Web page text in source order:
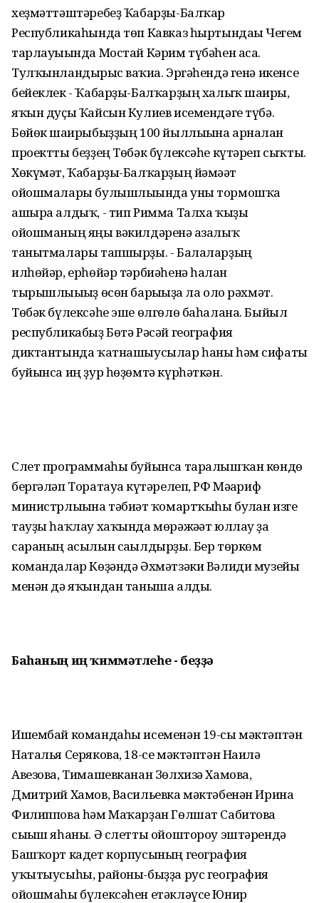
хеҙмәттәштәребеҙ Ҡабарҙы-Балҡар
Республикаһында төп Кавказ һыртындағы Чегем
тарлауығында Мостай Кәрим түбәһен аса.
Тулҡынландырғыс ваҡиға. Эргәһендә генә икенсе
бейеклек - Ҡабарҙы-Балҡарҙың халыҡ шағиры,
яҡын дуҫы Ҡайсын Кулиев исемендәге түбә.
Бөйөк шағирыбыҙҙың 100 йыллығына арналған
проектты беҙҙең Төбәк бүлексәһе күтәреп сыҡты.
Хөкүмәт, Ҡабарҙы-Балҡарҙың йәмәғәт
ойошмалары булышлығында уны тормошҡа
ашыра алдыҡ, - тип Римма Талха ҡыҙы
ойошманың яңы вәкилдәренә ағзалыҡ
танытмалары тапшырҙы. - Балаларҙың
илһөйәр, ерһөйәр тәрбиәһенә һалған
тырышлығығыҙ өсөн барығыҙға ла оло рәхмәт.
Төбәк бүлексәһе эше өлгөлө баһалана. Быйыл
республикабыҙ Бөтә Рәсәй география
диктантында ҡатнашыусылар һаны һәм сифаты
буйынса иң ҙур һөҙөмтә күрһәткән.
Слет программаһы буйынса таралышҡан көндө
бергәләп Торатауға күтәрелеп, РФ Мәғариф
министрлығына тәбиғәт ҡомартҡыһы булған изге
тауҙы һаҡлау хаҡында мөрәжәғәт юллау ҙа
сараның асылын сағылдырҙы. Бер төркөм
командалар Көҙәндә Әхмәтзәки Вәлиди музейы
менән дә яҡындан таныша алды.
Баһаның иң ҡиммәтлеһе - беҙҙә
Ишембай командаһы исеменән 19-сы мәктәптән
Наталья Серякова, 18-се мәктәптән Наилә
Авезова, Тимашевканан Зөлхизә Хамова,
Дмитрий Хамов, Васильевка мәктәбенән Ирина
Филиппова һәм Маҡарҙан Гөлшат Сабитова
сығыш яһаны. Ә слетты ойоштороу эштәрендә
Башҡорт кадет корпусының география
уҡытыусыһы, районы-быҙҙа рус география
ойошмаһы бүлексәһен етәкләүсе Юнир